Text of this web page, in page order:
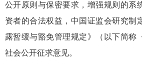
公开原则与保密要求，增强规则的系
资者的合法权益，中国证监会研究制
露暂缓与豁免管理规定》（以下简称
社会公开征求意见。